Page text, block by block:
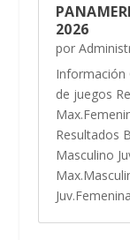
2026
por
Información
de juegos
Resultados
Masculino